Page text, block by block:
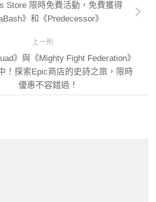
Store 限時免費活動，免費獲得
》和《Predecessor》
上一則
》與《Mighty Fight Federation》
！探索Epic商店的史詩之旅，限時
優惠不容錯過！